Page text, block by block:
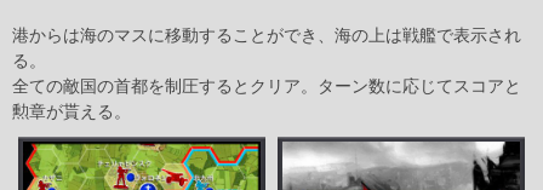
港からは海のマスに移動することができ、海の上は戦艦で表示され
る。
全ての敵国の首都を制圧するとクリア。ターン数に応じてスコアと
勲章が貰える。